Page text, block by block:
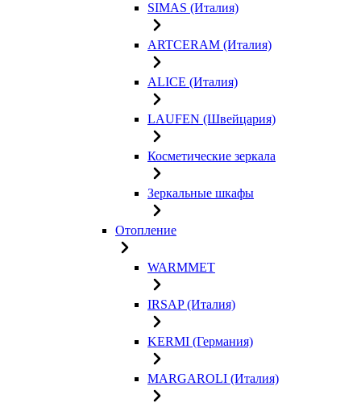
SIMAS (Италия)
ARTCERAM (Италия)
ALICE (Италия)
LAUFEN (Швейцария)
Косметические зеркала
Зеркальные шкафы
Отопление
WARMMET
IRSAP (Италия)
KERMI (Германия)
MARGAROLI (Италия)